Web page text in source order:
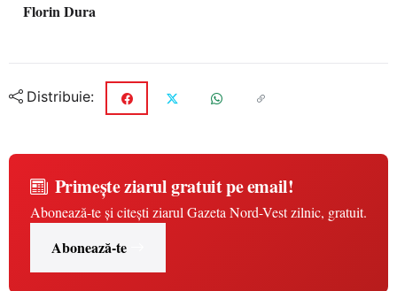
Florin Dura
Distribuie:
Primește ziarul gratuit pe email!
Abonează-te și citești ziarul Gazeta Nord-Vest zilnic, gratuit.
Abonează-te